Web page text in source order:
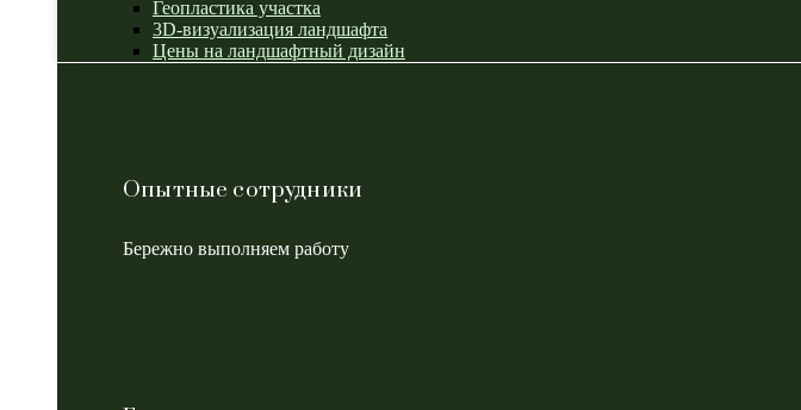
Геопластика участка
3D-визуализация ландшафта
Цены на ландшафтный дизайн
Опытные сотрудники
Бережно выполняем работу